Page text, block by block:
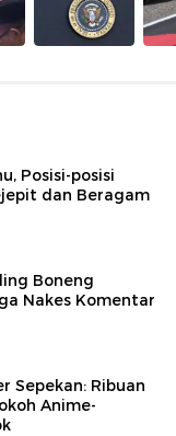
Posisi-posisi
dan Beragam
Boneng
Nakes Komentar
Sepekan: Ribuan
Anime-